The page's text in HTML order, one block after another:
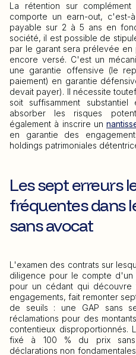
La rétention sur
comporte un earn-out, c'est-
payable sur 2 à 5 ans en
société, il est possible de
par le garant sera prélevée en
encore versé. C'est un
une garantie offensive (le
paiement) en garantie
devait payer). Il nécessite
soit suffisamment
absorber les risques
également à inscrire un
en garantie des
holdings patrimoniales
Les sept erreurs
fréquentes dans
sans avocat
L'examen des contrats sur
diligence pour le compte
pour un cédant qui
engagements, fait remonter
de seuils : une GAP sans
réclamations pour des
contentieux disproportionnés.
fixé à 100 % du prix sans
déclarations non